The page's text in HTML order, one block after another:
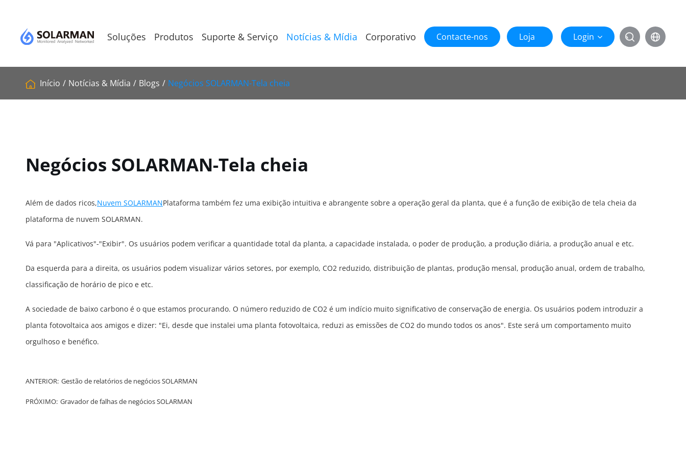
Soluções Produtos Suporte & Serviço Notícias & Mídia Corporativo Contacte-nos Loja Login  
Início Notícias & Mídia Blogs Negócios SOLARMAN-Tela cheia
Negócios SOLARMAN-Tela cheia
Além de dados ricos,Nuvem SOLARMANPlataforma também fez uma exibição intuitiva e abrangente sobre a operação geral da planta, que é a função de exibição de tela cheia da
plataforma de nuvem SOLARMAN.
Vá para "Aplicativos"-"Exibir". Os usuários podem verificar a quantidade total da planta, a capacidade instalada, o poder de produção, a produção diária, a produção anual e etc.
Da esquerda para a direita, os usuários podem visualizar vários setores, por exemplo, CO2 reduzido, distribuição de plantas, produção mensal, produção anual, ordem de trabalho,
classificação de horário de pico e etc.
A sociedade de baixo carbono é o que estamos procurando. O número reduzido de CO2 é um indício muito significativo de conservação de energia. Os usuários podem introduzir a
planta fotovoltaica aos amigos e dizer: "Ei, desde que instalei uma planta fotovoltaica, reduzi as emissões de CO2 do mundo todos os anos". Este será um comportamento muito
orgulhoso e benéfico.
ANTERIOR: Gestão de relatórios de negócios SOLARMAN
PRÓXIMO: Gravador de falhas de negócios SOLARMAN